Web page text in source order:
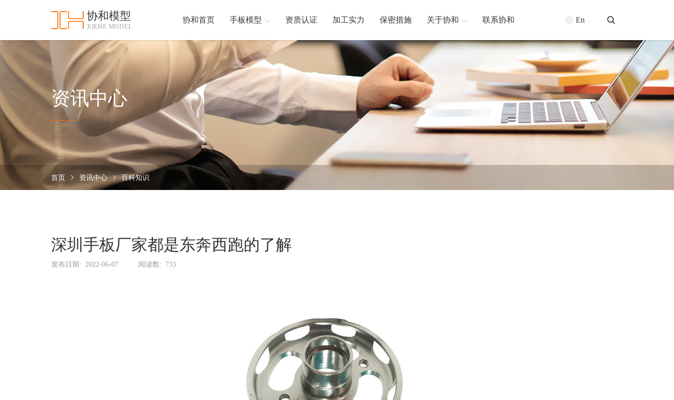
协和模型
XIEHE MODEL
协和首页 手板模型 资质认证 加工实力 保密措施 关于协和 联系协和 En
资讯中心
首页 资讯中心 百科知识
深圳手板厂家都是东奔西跑的了解
发布日期: 2022-06-07 阅读数: 733
和
首
页
手
型
资
认
加
实
保
密
施